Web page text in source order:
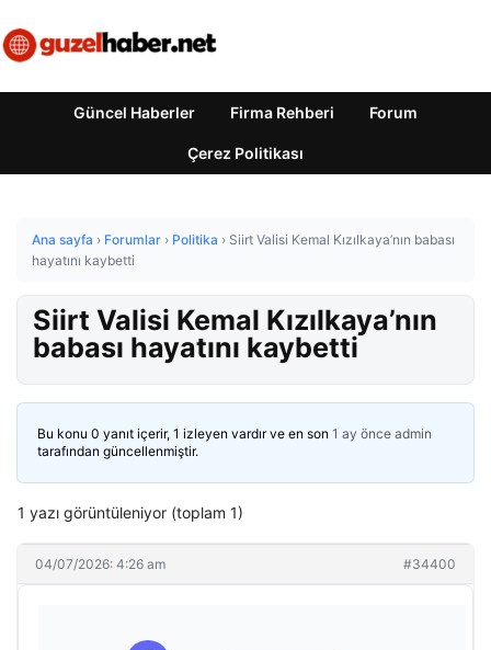
Güncel Haberler Firma Rehberi Forum
Çerez Politikası
Ana sayfa › Forumlar › Politika › Siirt Valisi Kemal Kızılkaya’nın babası
hayatını kaybetti
Siirt Valisi Kemal Kızılkaya’nın
babası hayatını kaybetti
Bu konu 0 yanıt içerir, 1 izleyen vardır ve en son 1 ay önce admin
tarafından güncellenmiştir.
1 yazı görüntüleniyor (toplam 1)
04/07/2026: 4:26 am #34400